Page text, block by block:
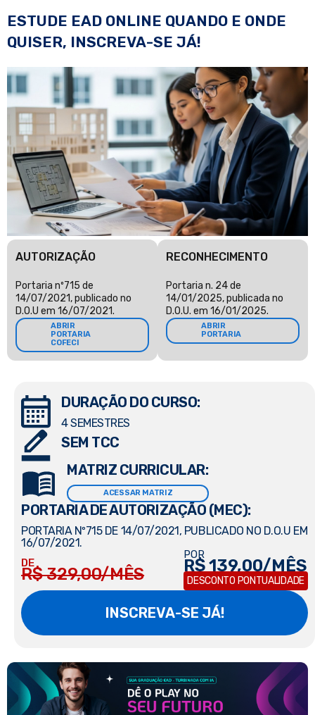
ESTUDE EAD ONLINE QUANDO E ONDE
QUISER, INSCREVA-SE JÁ!
AUTORIZAÇÃO
Portaria nº715 de
14/07/2021, publicado no
D.O.U em 16/07/2021.
ABRIR
PORTARIA
COFECI
RECONHECIMENTO
Portaria n. 24 de
14/01/2025, publicada no
D.O.U. em 16/01/2025.
ABRIR
PORTARIA
DURAÇÃO DO CURSO:
4 SEMESTRES
SEM TCC
MATRIZ CURRICULAR:
ACESSAR MATRIZ
PORTARIA DE AUTORIZAÇÃO (MEC):
PORTARIA Nº715 DE 14/07/2021, PUBLICADO NO D.O.U EM
16/07/2021.
DE
R$ 329,00/MÊS
POR
R$ 139,00/MÊS
DESCONTO PONTUALIDADE
INSCREVA-SE JÁ!